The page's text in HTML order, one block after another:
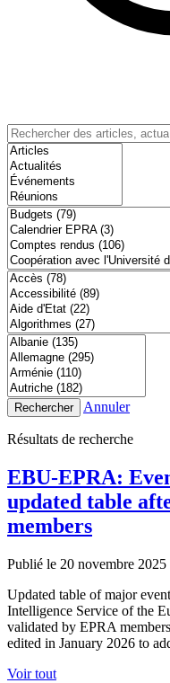
Rechercher Annuler
Résultats de recherche
EBU-EPRA:
updated table
members
Publié le 20 novembre 2025
Updated table of major
Intelligence Service of the
validated by EPRA
edited in January 2026 to
Voir tout